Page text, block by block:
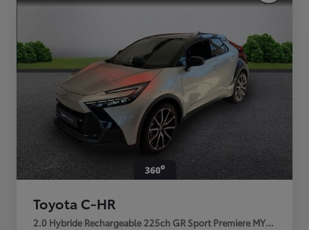
Toyota C-HR
2.0 Hybride Rechargeable 225ch GR Sport Premiere MY25